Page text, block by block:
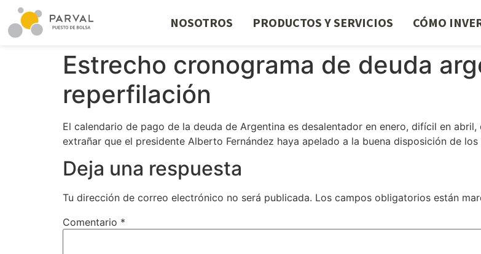
NOSOTROS PRODUCTOS Y SERVICIOS CÓMO
Estrecho cronograma de deuda
reperfilación
El calendario de pago de la deuda de Argentina es desalentador en enero, difícil en
extrañar que el presidente Alberto Fernández haya apelado a la buena disposición de
Deja una respuesta
Tu dirección de correo electrónico no será publicada. Los campos obligatorios están
Comentario *